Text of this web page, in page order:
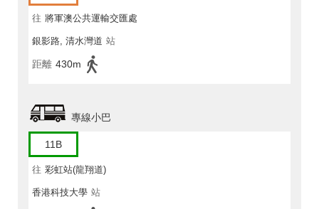
往 將軍澳公共運輸交匯處
銀影路, 清水灣道 站
距離 430m
專線小巴
11B
往 彩虹站(龍翔道)
香港科技大學 站